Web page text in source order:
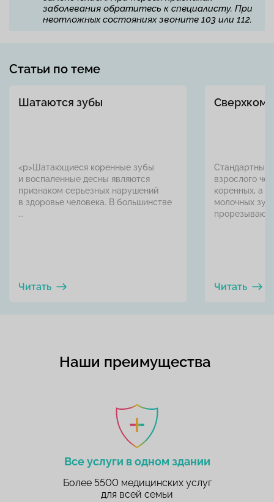
заболевания обратитесь к специалисту. При
неотложных состояниях звоните 103 или 112.
Статьи по теме
Шатаются зубы
<p>Шатающиеся коренные зубы
и воспаленные десны являются
признаком серьезных нарушений
в здоровье человека. В большинстве
...
Читать
Стандартный
взрослого
коренных, а
молочных
Читать
Наши преимущества
Все услуги в одном здании
Более 5500 медицинских услуг
для всей семьи